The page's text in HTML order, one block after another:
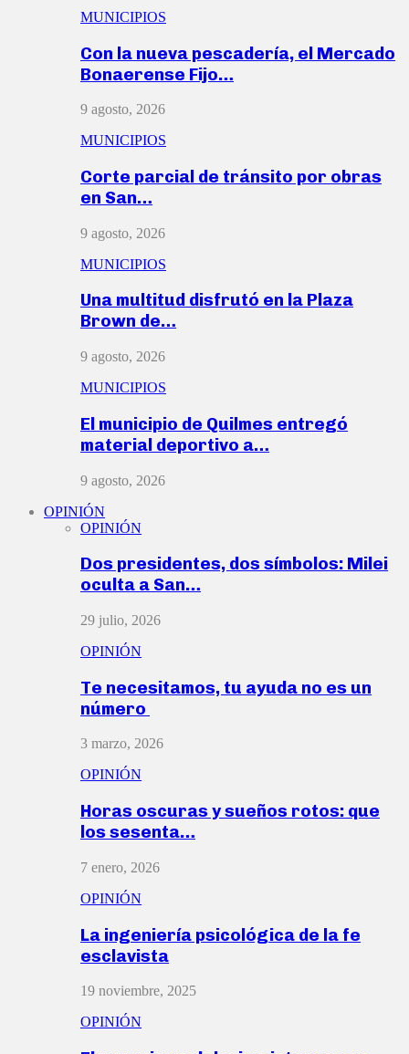
MUNICIPIOS
Con la nueva pescadería, el Mercado
Bonaerense Fijo…
9 agosto, 2026
MUNICIPIOS
Corte parcial de tránsito por obras
en San…
9 agosto, 2026
MUNICIPIOS
Una multitud disfrutó en la Plaza
Brown de…
9 agosto, 2026
MUNICIPIOS
El municipio de Quilmes entregó
material deportivo a…
9 agosto, 2026
OPINIÓN
OPINIÓN
Dos presidentes, dos símbolos: Milei
oculta a San…
29 julio, 2026
OPINIÓN
Te necesitamos, tu ayuda no es un
número
3 marzo, 2026
OPINIÓN
Horas oscuras y sueños rotos: que
los sesenta…
7 enero, 2026
OPINIÓN
La ingeniería psicológica de la fe
esclavista
19 noviembre, 2025
OPINIÓN